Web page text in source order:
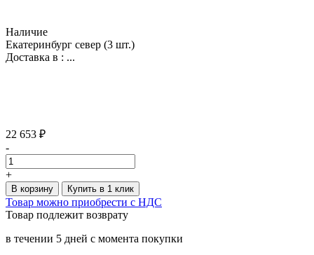
Наличие
Екатеринбург север (3 шт.)
Доставка в : ...
22 653 ₽
-
+
В корзину Купить в 1 клик
Товар можно приобрести с НДС
Товар подлежит возврату
в течении 5 дней с момента покупки